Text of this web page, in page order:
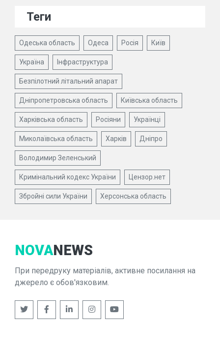
Теги
Одеська область Одеса Росія Київ
Україна Інфраструктура
Безпілотний літальний апарат
Дніпропетровська область Київська область
Харківська область Росіяни Українці
Миколаївська область Харків Дніпро
Володимир Зеленський
Кримінальний кодекс України Цензор.нет
Збройні сили України Херсонська область
NOVANEWS
При передруку матеріалів, активне посилання на
джерело є обов'язковим.